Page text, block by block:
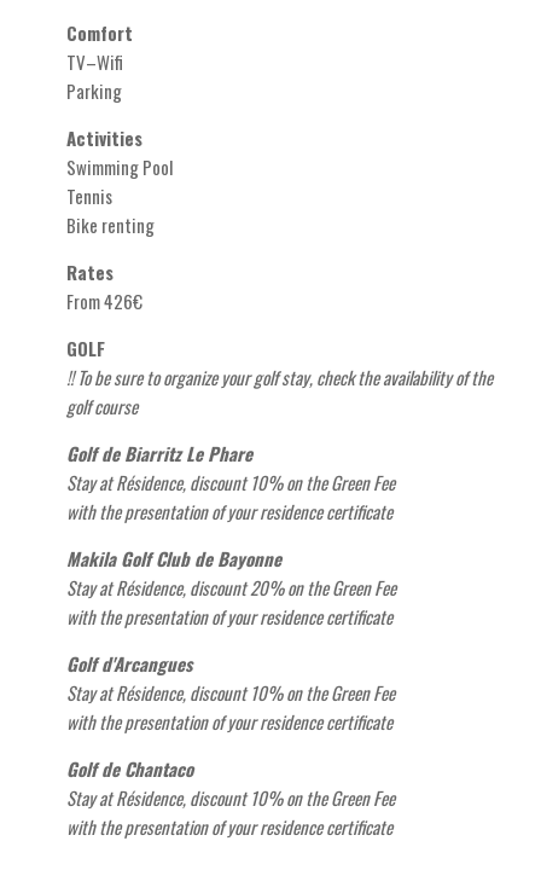
Comfort
TV–Wifi
Parking
Activities
Swimming Pool
Tennis
Bike renting
Rates
From 426€
GOLF
!! To be sure to organize your golf stay, check the availability of the
golf course
Golf de Biarritz Le Phare
Stay at Résidence, discount 10% on the Green Fee
with the presentation of your residence certificate
Makila Golf Club de Bayonne
Stay at Résidence, discount 20% on the Green Fee
with the presentation of your residence certificate
Golf d'Arcangues
Stay at Résidence, discount 10% on the Green Fee
with the presentation of your residence certificate
Golf de Chantaco
Stay at Résidence, discount 10% on the Green Fee
with the presentation of your residence certificate